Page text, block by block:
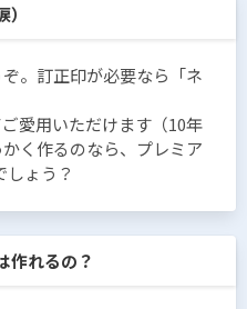
。訂正印が必要なら「ネ
愛用いただけます（10年
く作るのなら、プレミア
ょう？
作れるの？